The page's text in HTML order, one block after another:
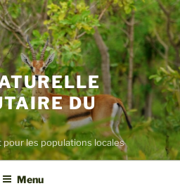
DU
les populations locales
Menu